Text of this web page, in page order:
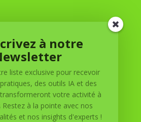
est votre partenaire de confiance
depuis le confort de votre
des solutions personnalisées pour
à notre
liste exclusive pour recevoir
des outils IA et des
votre activité à
Restez à la pointe avec nos
et nos insights d'experts !